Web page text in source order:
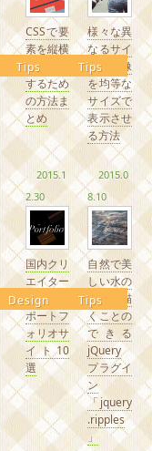
Tips
CSSで要
素を縦横
中央配置
するため
の方法ま
とめ
Tips
様々な異
なるサイ
ズの画像
を均等な
サイズで
表示させ
る方法
2015.1
2.30
Design
国内クリ
エイター
の素敵な
ポートフ
ォリオサ
イト10
選
2015.0
8.10
Tips
自然で美
しい水の
波紋を描
くことの
できる
jQuery
プラグイ
ン
「jquery
.ripples
」